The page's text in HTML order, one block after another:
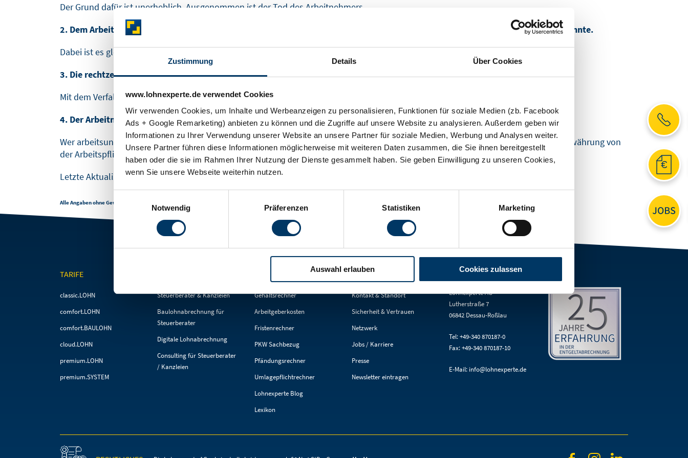
Zustimmung Details Über Cookies
www.lohnexperte.de verwendet Cookies
Wir verwenden Cookies, um Inhalte und Werbeanzeigen zu personalisieren, Funktionen für soziale Medien (zb. Facebook
Ads + Google Remarketing) anbieten zu können und die Zugriffe auf unsere Website zu analysieren. Außerdem geben wir
Informationen zu Ihrer Verwendung unserer Website an unsere Partner für soziale Medien, Werbung und Analysen weiter.
Unsere Partner führen diese Informationen möglicherweise mit weiteren Daten zusammen, die Sie ihnen bereitgestellt
haben oder die sie im Rahmen Ihrer Nutzung der Dienste gesammelt haben. Sie geben Einwilligung zu unseren Cookies,
wenn Sie unsere Webseite weiterhin nutzen.
Notwendig
Präferenzen Statistiken Marketing
Auswahl erlauben Cookies zulassen
Der Grund dafür ist unerheblich. Ausgenommen ist der Tod des Arbeitnehmers.
2. Dem Arbeitnehmer muss noch Urlaub zustehen, den er wegen der Beendigung des Arbeitsverhältnisses nicht mehr nehmen konnte.
Dabei ist es gleichgültig, ob es Urlaub aus dem laufenden Jahr oder übertragener Urlaub ist.
3. Die rechtzeitige Beantragung des Anspruchs auf Urlaubsabgeltung durch den Arbeitnehmer ist erfolgt.
Mit dem Verfall des Urlaubsanspruchs, verfällt auch der Anspruch auf die Urlaubsabgeltung.
4. Der Arbeitnehmer muss arbeitsfähig sein.
Wer arbeitsunfähig erkrankt oder gar erwerbsunfähig ist, kann keine Arbeitsleistung erbringen und damit nicht durch eine Urlaubsgewährung von
der Arbeitspflicht freigestellt werden.
Letzte Aktualisierung: 11.06.2019. 16:02
Alle Angaben ohne Gewähr.
TARIFE
Navigation
classic.LOHN
comfort.LOHN
comfort.BAULOHN
cloud.LOHN
premium.LOHN
premium.SYSTEM
Navigation
Steuerberater & Kanzleien
Baulohnabrechnung für
Steuerberater
Digitale Lohnabrechnung
Consulting für Steuerberater
/ Kanzleien
Navigation
Gehaltsrechner
Arbeitgeberkosten
Fristenrechner
PKW Sachbezug
Pfändungsrechner
Umlagepflichtrechner
Lohnexperte Blog
Lexikon
SCHNELL GEFUNDEN
Navigation
Kontakt & Standort
Sicherheit & Vertrauen
Netzwerk
Jobs / Karriere
Presse
Newsletter eintragen
KONTAKT
Lohnexperte AG
Lutherstraße 7
06842 Dessau-Roßlau
Tel: +49-340 870187-0
Fax: +49-340 870187-10
E-Mail: info@lohnexperte.de